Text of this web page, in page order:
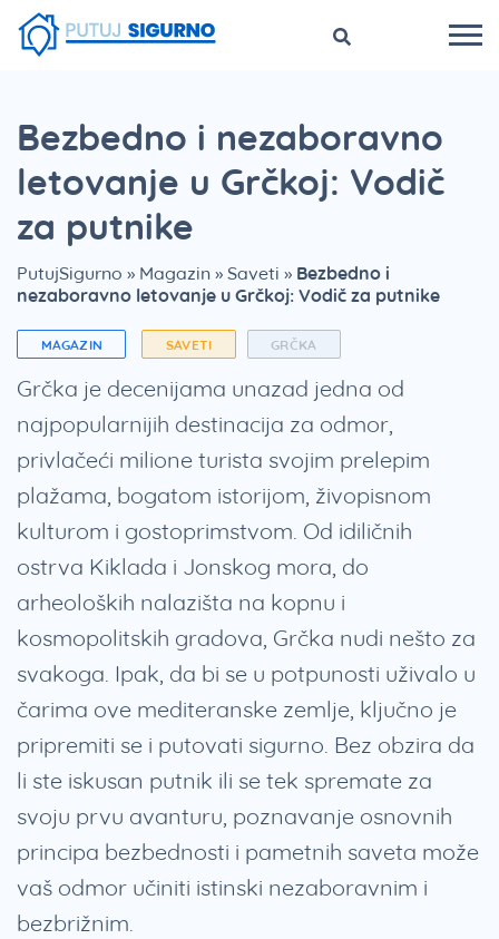
Bezbedno i nezaboravno
letovanje u Grčkoj: Vodič
za putnike
PutujSigurno » Magazin » Saveti » Bezbedno i
nezaboravno letovanje u Grčkoj: Vodič za putnike
MAGAZIN SAVETI GRČKA
Grčka je decenijama unazad jedna od
najpopularnijih destinacija za odmor,
privlačeći milione turista svojim prelepim
plažama, bogatom istorijom, živopisnom
kulturom i gostoprimstvom. Od idiličnih
ostrva Kiklada i Jonskog mora, do
arheoloških nalazišta na kopnu i
kosmopolitskih gradova, Grčka nudi nešto za
svakoga. Ipak, da bi se u potpunosti uživalo u
čarima ove mediteranske zemlje, ključno je
pripremiti se i putovati sigurno. Bez obzira da
li ste iskusan putnik ili se tek spremate za
svoju prvu avanturu, poznavanje osnovnih
principa bezbednosti i pametnih saveta može
vaš odmor učiniti istinski nezaboravnim i
bezbrižnim.